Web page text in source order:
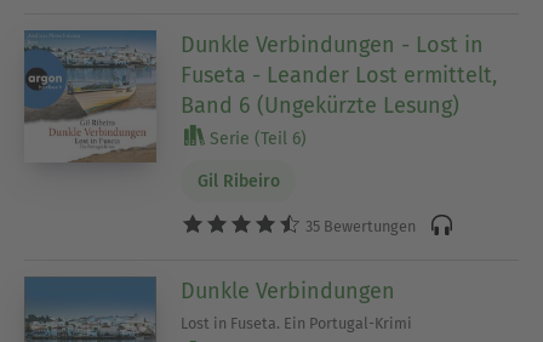
Dunkle Verbindungen - Lost in
Fuseta - Leander Lost ermittelt,
Band 6 (Ungekürzte Lesung)
Serie (Teil 6)
Gil Ribeiro
35 Bewertungen
Dunkle Verbindungen
Lost in Fuseta. Ein Portugal-Krimi